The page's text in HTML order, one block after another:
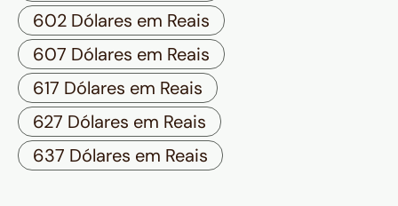
602 Dólares em Reais
607 Dólares em Reais
617 Dólares em Reais
627 Dólares em Reais
637 Dólares em Reais